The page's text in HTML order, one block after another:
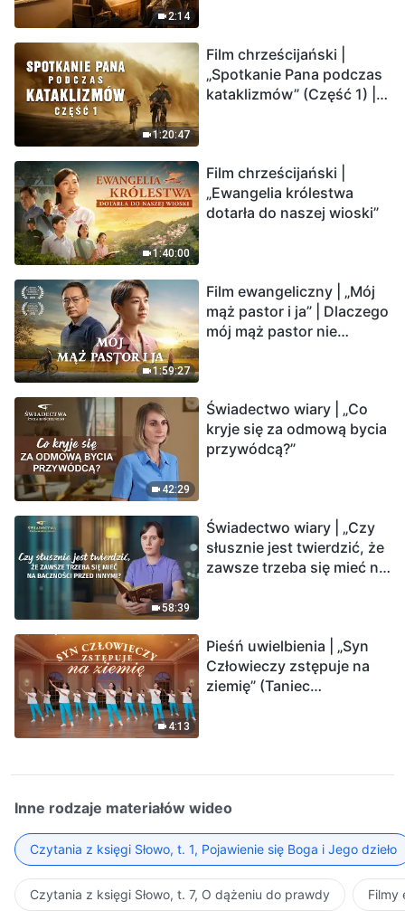
2:14
1:20:47
Film chrześcijański |
„Spotkanie Pana podczas
kataklizmów” (Część 1) |
1:40:00
Film chrześcijański |
„Ewangelia królestwa
dotarła do naszej wioski”
1:59:27
Film ewangeliczny | „Mój
mąż pastor i ja” | Dlaczego
mój mąż pastor nie
42:29
Świadectwo wiary | „Co
kryje się za odmową bycia
przywódcą?”
58:39
Świadectwo wiary | „Czy
słusznie jest twierdzić, że
zawsze trzeba się mieć na
4:13
Pieśń uwielbienia | „Syn
Człowieczy zstępuje na
ziemię” (Taniec
Inne rodzaje materiałów wideo
Czytania z księgi Słowo, t. 1, Pojawienie się Boga i Jego dzieło
Czytania z księgi Słowo, t. 7, O dążeniu do prawdy Filmy